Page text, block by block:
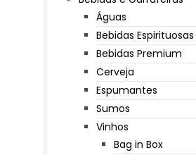
Águas
Bebidas Espirituosas
Bebidas Premium
Cerveja
Espumantes
Sumos
Vinhos
Bag in Box